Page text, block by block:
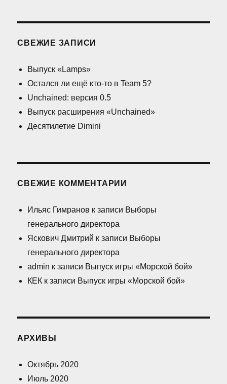
СВЕЖИЕ ЗАПИСИ
Выпуск «Lamps»
Остался ли ещё кто-то в Team 5?
Unchained: версия 0.5
Выпуск расширения «Unchained»
Десятилетие Dimini
СВЕЖИЕ КОММЕНТАРИИ
Ильяс Гимранов к записи Выборы
генерального директора
Яскович Дмитрий к записи Выборы
генерального директора
admin к записи Выпуск игры «Морской бой»
КЕК к записи Выпуск игры «Морской бой»
АРХИВЫ
Октябрь 2020
Июль 2020